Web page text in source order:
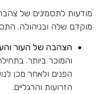
מודעות לתסמינים של צהבת
מוקדם שלה ובניהולה.
הצהבה של העור
והמוכר ביותר.
הפנים ולאחר מכן
הזרועות והרגליים.